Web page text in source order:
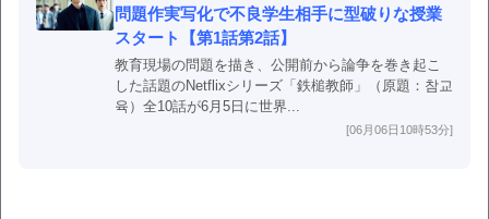
問題作実写化で不良学生相手に型破りな授業
スタート【第1話第2話】
教育現場の問題を描き、公開前から論争を巻き起こ
した話題のNetflixシリーズ「鉄槌教師」（原題：참교
육）全10話が6月5日に世界...
[06月06日10時53分]